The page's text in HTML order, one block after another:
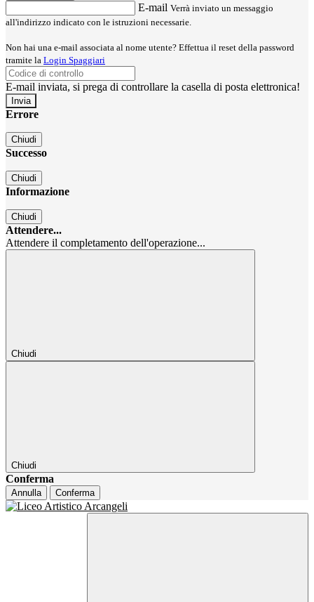
E-mail Verrà inviato un messaggio
all'indirizzo indicato con le istruzioni necessarie.
Non hai una e-mail associata al nome utente? Effettua il reset della password
tramite la Login Spaggiari
E-mail inviata, si prega di controllare la casella di posta elettronica!
Errore
Chiudi
Successo
Chiudi
Informazione
Chiudi
Attendere...
Attendere il completamento dell'operazione...
Chiudi
Chiudi
Conferma
Annulla Conferma